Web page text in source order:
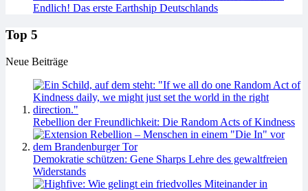
Endlich! Das erste Earthship Deutschlands
Top 5
Neue Beiträge
Rebellion der Freundlichkeit: Die Random Acts of Kindness
Demokratie schützen: Gene Sharps Lehre des gewaltfreien
Widerstands